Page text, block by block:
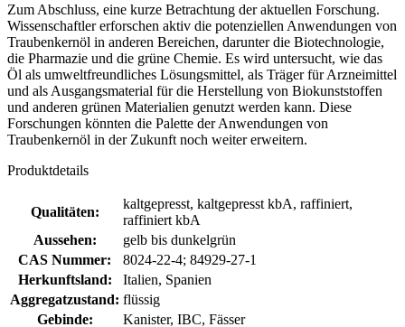
Zum Abschluss, eine kurze Betrachtung der aktuellen Forschung.
Wissenschaftler erforschen aktiv die potenziellen Anwendungen von
Traubenkernöl in anderen Bereichen, darunter die Biotechnologie,
die Pharmazie und die grüne Chemie. Es wird untersucht, wie das
Öl als umweltfreundliches Lösungsmittel, als Träger für Arzneimittel
und als Ausgangsmaterial für die Herstellung von Biokunststoffen
und anderen grünen Materialien genutzt werden kann. Diese
Forschungen könnten die Palette der Anwendungen von
Traubenkernöl in der Zukunft noch weiter erweitern.
Produktdetails
Qualitäten:
kaltgepresst, kaltgepresst kbA, raffiniert,
raffiniert kbA
Aussehen:
gelb bis dunkelgrün
CAS Nummer:
8024-22-4; 84929-27-1
Herkunftsland:
Italien, Spanien
Aggregatzustand: flüssig
Gebinde:
Kanister, IBC, Fässer